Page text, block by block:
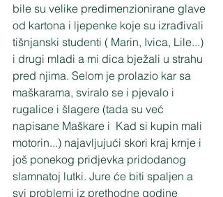
bile su velike predimenzionirane glave
od kartona i ljepenke koje su izrađivali
tišnjanski studenti ( Marin, Ivica, Lile...)
i drugi mladi a mi dica bježali u strahu
pred njima. Selom je prolazio kar sa
maškarama, sviralo se i pjevalo i
rugalice i šlagere (tada su već
napisane Maškare i  Kad si kupin mali
motorin...) najavljujući skori kraj krnje i
još ponekog pridjevka pridodanog
slamnatoj lutki. Jure će biti spaljen a
svi problemi iz prethodne godine